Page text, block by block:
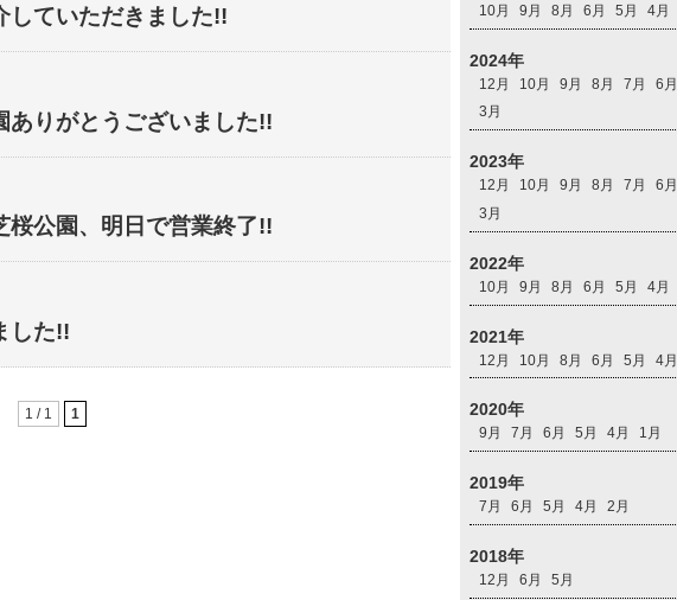
していただきました!!
ありがとうございました!!
桜公園、明日で営業終了!!
した!!
1 / 1 1
10月 9月 8月 6月 5月 4月
2024年
12月 10月 9月 8月 7月 6月
3月
2023年
12月 10月 9月 8月 7月 6月
3月
2022年
10月 9月 8月 6月 5月 4月
2021年
12月 10月 8月 6月 5月 4月
2020年
9月 7月 6月 5月 4月 1月
2019年
7月 6月 5月 4月 2月
2018年
12月 6月 5月